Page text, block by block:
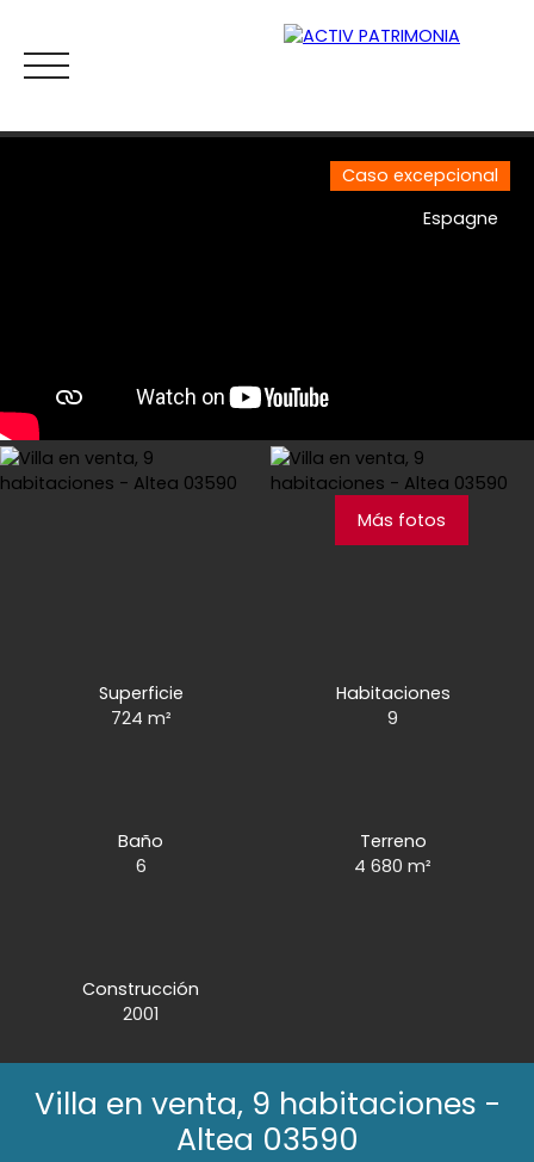
Estimar
Caso excepcional
Espagne
Más fotos
Superficie
724 m²
Habitaciones
9
Baño
6
Terreno
4 680m²
Construcción
2001
Villa en venta, 9 habitaciones -
Altea 03590